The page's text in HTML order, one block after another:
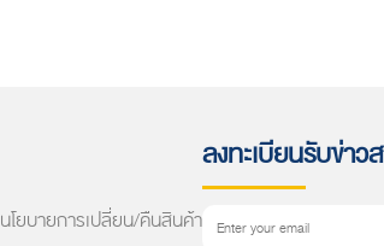
นโยบายการเปลี่ยน/คืนสินค้า
ลงทะเบียนรับข่าว